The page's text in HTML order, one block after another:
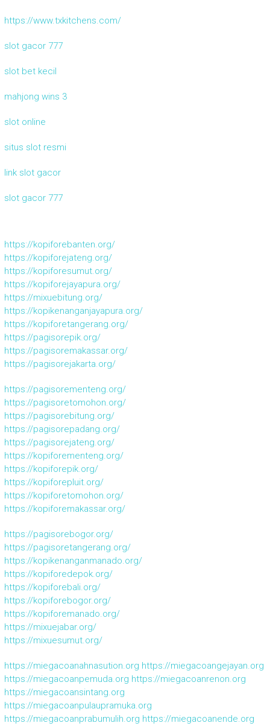
https://www.txkitchens.com/
slot gacor 777
slot bet kecil
mahjong wins 3
slot online
situs slot resmi
link slot gacor
slot gacor 777
https://kopiforebanten.org/
https://kopiforejateng.org/
https://kopiforesumut.org/
https://kopiforejayapura.org/
https://mixuebitung.org/
https://kopikenanganjayapura.org/
https://kopiforetangerang.org/
https://pagisorepik.org/
https://pagisoremakassar.org/
https://pagisorejakarta.org/
https://pagisorementeng.org/
https://pagisoretomohon.org/
https://pagisorebitung.org/
https://pagisorepadang.org/
https://pagisorejateng.org/
https://kopiforementeng.org/
https://kopiforepik.org/
https://kopiforepluit.org/
https://kopiforetomohon.org/
https://kopiforemakassar.org/
https://pagisorebogor.org/
https://pagisoretangerang.org/
https://kopikenanganmanado.org/
https://kopiforedepok.org/
https://kopiforebali.org/
https://kopiforebogor.org/
https://kopiforemanado.org/
https://mixuejabar.org/
https://mixuesumut.org/
https://miegacoanahnasution.org https://miegacoangejayan.org
https://miegacoanpemuda.org https://miegacoanrenon.org
https://miegacoansintang.org
https://miegacoanpulaupramuka.org
https://miegacoanprabumulih.org https://miegacoanende.org